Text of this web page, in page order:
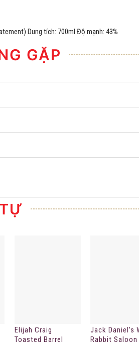
Dung tích: 700ml Độ mạnh: 43%
GẶP
Elijah Craig
Toasted Barrel
Jack Daniel’s
Rabbit Saloon